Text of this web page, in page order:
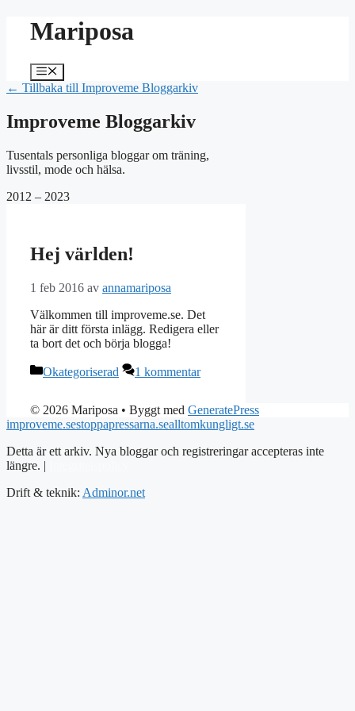
HoppaMariposa
Meny
← Tillbaka till Improveme Bloggarkiv
Improveme Bloggarkiv
Tusentals personliga bloggar om träning,
livsstil, mode och hälsa.
2012 – 2023
Hej världen!
1 feb 2016 av annamariposa
Välkommen till improveme.se. Det
här är ditt första inlägg. Redigera eller
ta bort det och börja blogga!
Kategorier
Okategoriserad 1 kommentar
© 2026 Mariposa • Byggt med GeneratePress
improveme.sestoppapressarna.sealltomkungligt.se
Detta är ett arkiv. Nya bloggar och registreringar accepteras inte
längre. |
Drift & teknik: Adminor.net